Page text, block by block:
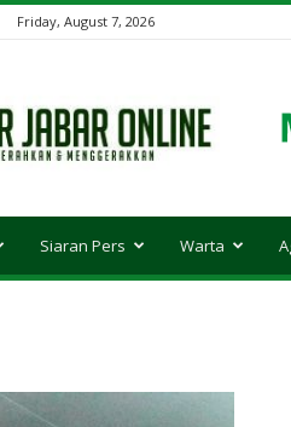
Friday, August 7, 2026
Siaran Pers Warta